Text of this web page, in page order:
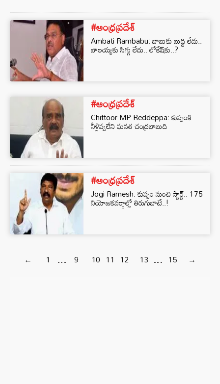
#ఆంధ్రప్రదేశ్
Ambati Rambabu: బాబుకు బుద్ధి లేదు..
బాలయ్యకు సిగ్గు లేదు.. లోకేష్‌కు..?
#ఆంధ్రప్రదేశ్
Chittoor MP Reddeppa: కుప్పంకి
నీళ్లివ్వలేని ఘనత చంద్రబాబుది
#ఆంధ్రప్రదేశ్
Jogi Ramesh: కుప్పం నుంచి స్టార్ట్.. 175
నియోజకవర్గాల్లో తిరుగుబాటే..!
← 1 … 9 10 11 12 13 … 15 →